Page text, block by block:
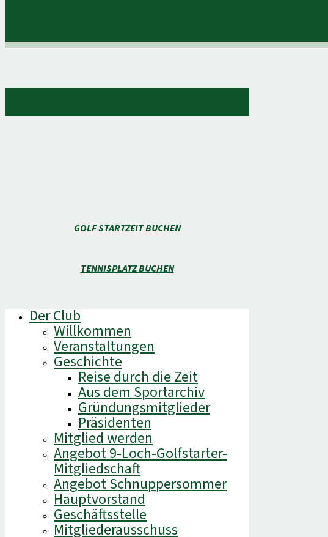
GOLF STARTZEIT BUCHEN
TENNISPLATZ BUCHEN
Der Club
Willkommen
Veranstaltungen
Geschichte
Reise durch die Zeit
Aus dem Sportarchiv
Gründungsmitglieder
Präsidenten
Mitglied werden
Angebot 9-Loch-Golfstarter-
Mitgliedschaft
Angebot Schnuppersommer
Hauptvorstand
Geschäftsstelle
Mitgliederausschuss